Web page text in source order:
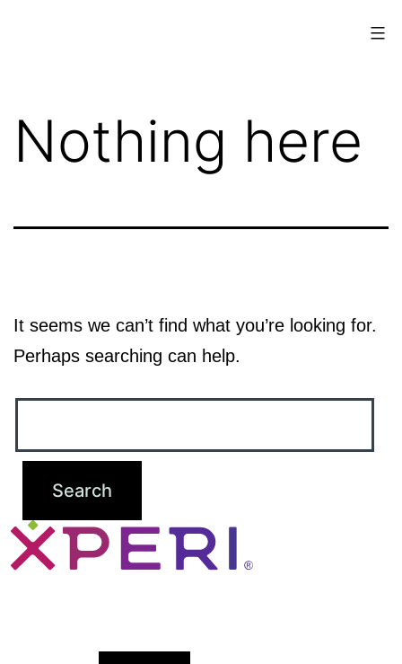
Nothing here
It seems we can’t find what you’re looking for.
Perhaps searching can help.